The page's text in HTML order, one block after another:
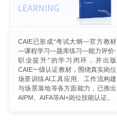
CAIE已形成“考试大纲—官方教材
—课程学习—题库练习—能力评价-
职业提升”的学习闭环，并出版
CAIE一级认证教材，围绕真实岗位
场景训练AI工具应用、工作流构建
与场景落地等各方面能力，已推出
AIPM、AIFA等AI+岗位技能认证。